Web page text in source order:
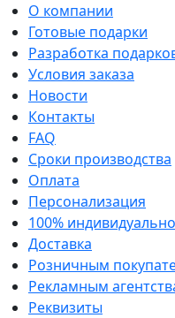
О компании
Готовые подарки
Разработка
Условия заказа
Новости
Контакты
FAQ
Сроки производства
Оплата
Персонализация
100%
Доставка
Розничным
Рекламным
Реквизиты